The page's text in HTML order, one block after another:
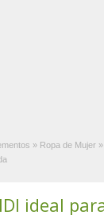
» Ropa de Mujer »
ideal